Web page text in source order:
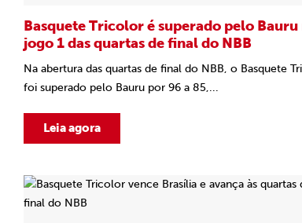
Basquete Tricolor é superado pelo Bauru
jogo 1 das quartas de final do NBB
Na abertura das quartas de final do NBB, o Basquete
foi superado pelo Bauru por 96 a 85,...
Leia agora